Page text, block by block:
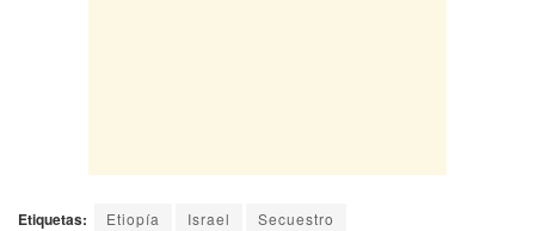
Etiquetas: Etiopía Israel Secuestro